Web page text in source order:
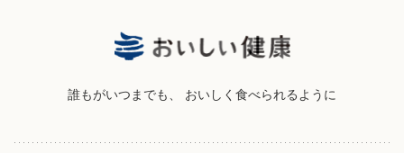
誰もがいつまでも、 おいしく食べられるように